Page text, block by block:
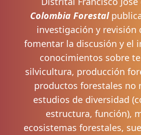
Colombia Forestal
investigación y revisión
fomentar la discusión y el
conocimientos sobre
silvicultura, producción
productos forestales no
estudios de diversidad
estructura, función),
ecosistemas forestales,